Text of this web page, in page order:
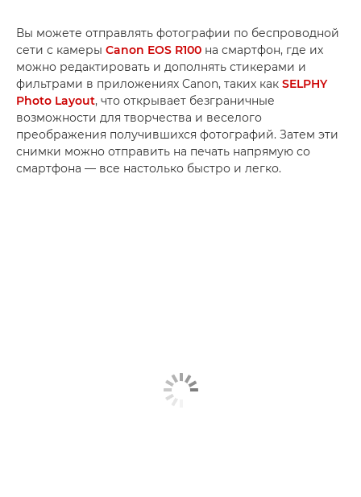
Вы можете отправлять фотографии по беспроводной
сети с камеры Canon EOS R100 на смартфон, где их
можно редактировать и дополнять стикерами и
фильтрами в приложениях Canon, таких как SELPHY
Photo Layout, что открывает безграничные
возможности для творчества и веселого
преображения получившихся фотографий. Затем эти
снимки можно отправить на печать напрямую со
смартфона — все настолько быстро и легко.